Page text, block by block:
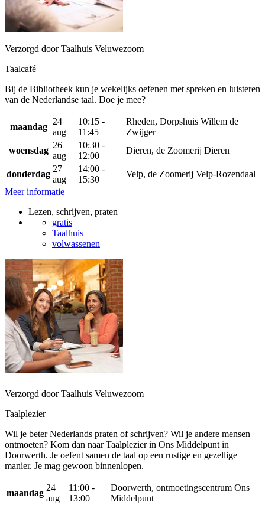
Verzorgd door Taalhuis Veluwezoom
Taalcafé
Bij de Bibliotheek kun je wekelijks oefenen met spreken en luisteren
van de Nederlandse taal. Doe je mee?
maandag
24
aug
10:15 -
11:45
Rheden, Dorpshuis Willem de
Zwijger
woensdag
26
aug
10:30 -
12:00
Dieren, de Zoomerij Dieren
donderdag
27
aug
14:00 -
15:30
Velp, de Zoomerij Velp-Rozendaal
Meer informatie
Lezen, schrijven, praten
gratis
Taalhuis
volwassenen
Verzorgd door Taalhuis Veluwezoom
Taalplezier
Wil je beter Nederlands praten of schrijven? Wil je andere mensen
ontmoeten? Kom dan naar Taalplezier in Ons Middelpunt in
Doorwerth. Je oefent samen de taal op een rustige en gezellige
manier. Je mag gewoon binnenlopen.
maandag
24
aug
11:00 -
13:00
Doorwerth, ontmoetingscentrum Ons
Middelpunt